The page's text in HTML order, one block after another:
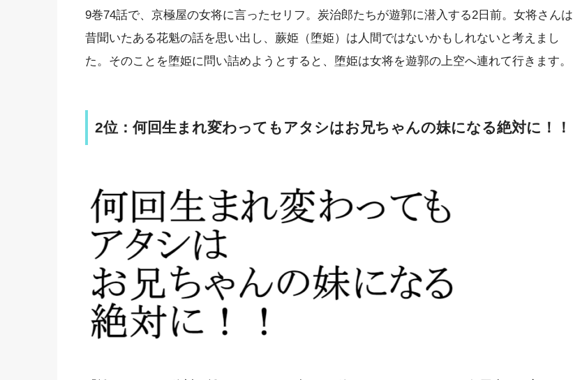
9巻74話で、京極屋の女将に言ったセリフ。炭治郎たちが遊郭に潜入する2日前。女将さんは
昔聞いたある花魁の話を思い出し、蕨姫（堕姫）は人間ではないかもしれないと考えまし
た。そのことを堕姫に問い詰めようとすると、堕姫は女将を遊郭の上空へ連れて行きます。
2位：何回生まれ変わってもアタシはお兄ちゃんの妹になる絶対に！！